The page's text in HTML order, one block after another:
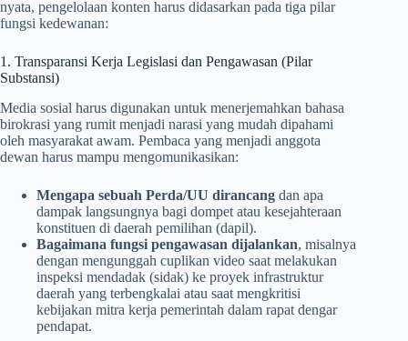
nyata, pengelolaan konten harus didasarkan pada tiga pilar
fungsi kedewanan:
1. Transparansi Kerja Legislasi dan Pengawasan (Pilar
Substansi)
Media sosial harus digunakan untuk menerjemahkan bahasa
birokrasi yang rumit menjadi narasi yang mudah dipahami
oleh masyarakat awam. Pembaca yang menjadi anggota
dewan harus mampu mengomunikasikan:
Mengapa sebuah Perda/UU dirancang dan apa
dampak langsungnya bagi dompet atau kesejahteraan
konstituen di daerah pemilihan (dapil).
Bagaimana fungsi pengawasan dijalankan, misalnya
dengan mengunggah cuplikan video saat melakukan
inspeksi mendadak (sidak) ke proyek infrastruktur
daerah yang terbengkalai atau saat mengkritisi
kebijakan mitra kerja pemerintah dalam rapat dengar
pendapat.